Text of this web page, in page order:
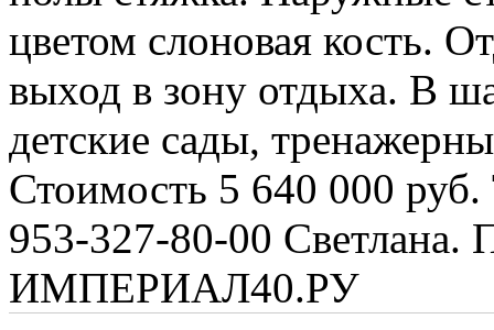
цветом слоновая кость.
выход в зону отдыха. В
детские сады,
Стоимость 5 640 000
953-327-80-00 Светлана.
ИМПЕРИАЛ40.РУ